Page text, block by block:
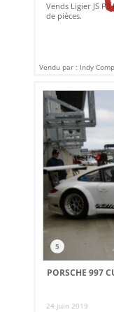
Vends Ligier JS
de pièces.
Vendu par : Indy
5
PORSCHE 997
24 juin 2019